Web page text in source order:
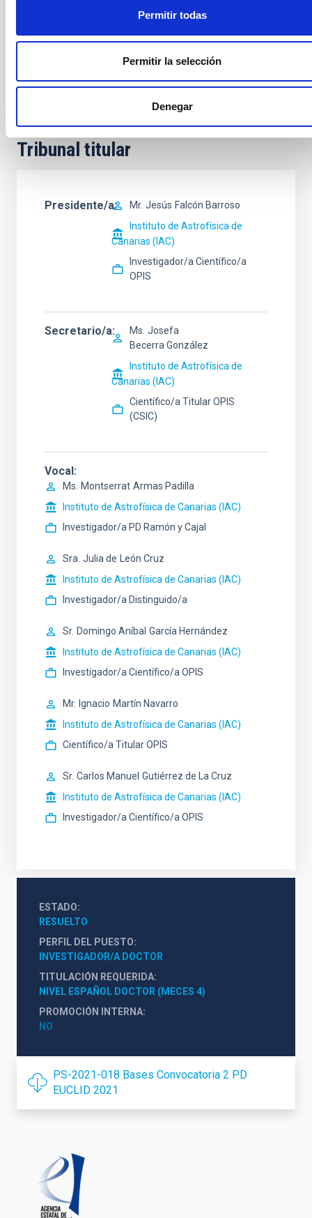
Permitir todas
Permitir la selección
Denegar
Fecha límite de presentación de candidaturas
Contacto:
de esta oferta se puede contactar con el IP del proyecto en el
Tribunal titular
Presidente/a Mr. Jesús Falcón Barroso
Instituto de Astrofísica de
Canarias (IAC)
Investigador/a Científico/a
OPIS
Secretario/a Ms. Josefa
Becerra González
Instituto de Astrofísica de
Canarias (IAC)
Científico/a Titular OPIS
(CSIC)
Vocal
Ms. Montserrat Armas Padilla
Instituto de Astrofísica de Canarias (IAC)
Investigador/a PD Ramón y Cajal
Sra. Julia de
León Cruz
Instituto de Astrofísica de Canarias (IAC)
Investigador/a Distinguido/a
Sr. Domingo Aníbal García Hernández
Instituto de Astrofísica de Canarias (IAC)
Investigador/a Científico/a OPIS
Mr. Ignacio Martín Navarro
Instituto de Astrofísica de Canarias (IAC)
Científico/a Titular OPIS
Sr. Carlos Manuel Gutiérrez de La Cruz
Instituto de Astrofísica de Canarias (IAC)
Investigador/a Científico/a OPIS
ESTADO
RESUELTO
PERFIL DEL PUESTO
INVESTIGADOR/A DOCTOR
TITULACIÓN REQUERIDA
NIVEL ESPAÑOL DOCTOR (MECES 4)
PROMOCIÓN INTERNA
NO
PS-2021-018 Bases Convocatoria 2 PD
EUCLID 2021